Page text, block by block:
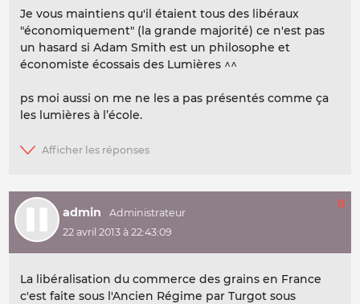
Je vous maintiens qu'il étaient tous des libéraux
"économiquement" (la grande majorité) ce n'est pas
un hasard si Adam Smith est un philosophe et
économiste écossais des Lumières ^^
ps moi aussi on me ne les a pas présentés comme ça
les lumières à l’école.
admin
22 avril 2013 à 22:43:09
0
La libéralisation du commerce des grains en France
c'est faite sous l'Ancien Régime par Turgot sous